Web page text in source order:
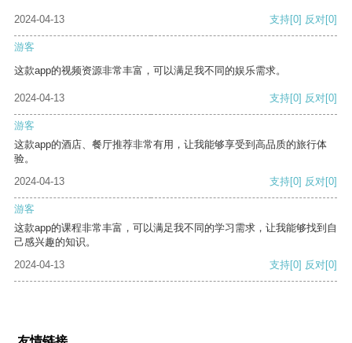
2024-04-13 支持[0] 反对[0]
游客
这款app的视频资源非常丰富，可以满足我不同的娱乐需求。
2024-04-13 支持[0] 反对[0]
游客
这款app的酒店、餐厅推荐非常有用，让我能够享受到高品质的旅行体
验。
2024-04-13
支持[0] 反对[0]
游客
这款app的课程非常丰富，可以满足我不同的学习需求，让我能够找到自
己感兴趣的知识。
2024-04-13
支持[0] 反对[0]